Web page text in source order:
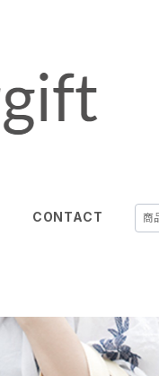
CONTACT